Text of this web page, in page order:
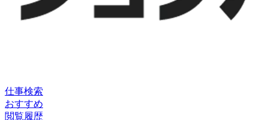
仕事検索
おすすめ
閲覧履歴